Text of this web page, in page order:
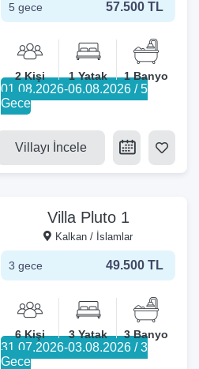
5 gece 57.500 TL
2 Kişi 1 Yatak 1 Banyo
01.08.2026-06.08.2026 / 5
Gece
Villayı İncele
Villa Pluto 1
Kalkan / İslamlar
3 gece 49.500 TL
6 Kişi 3 Yatak 3 Banyo
31.07.2026-03.08.2026 / 3
Gece